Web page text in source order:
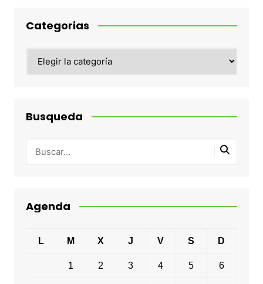
Categorias
Busqueda
Agenda
L M X J V S D
1 2 3 4 5 6